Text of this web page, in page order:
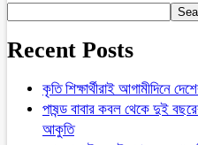
Recent Posts
কৃতি শিক্ষার্থীরাই আগামীদিনে
পাষন্ড বাবার কবল থেকে দুই
আকুতি